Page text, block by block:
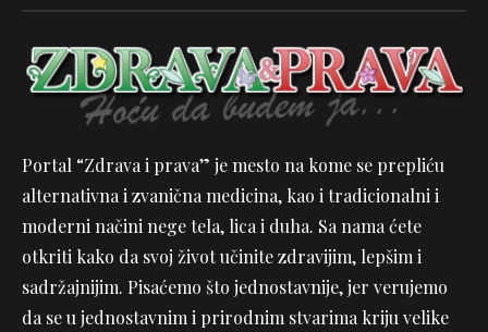
Portal “Zdrava i prava” je mesto na kome se prepliću
alternativna i zvanična medicina, kao i tradicionalni i
moderni načini nege tela, lica i duha. Sa nama ćete
otkriti kako da svoj život učinite zdravijim, lepšim i
sadržajnijim. Pisaćemo što jednostavnije, jer verujemo
da se u jednostavnim i prirodnim stvarima kriju velike